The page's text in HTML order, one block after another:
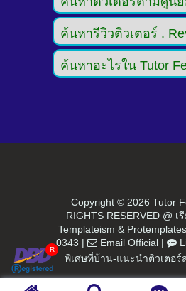
Copyright © 2026 Tutor
RIGHTS RESERVED @
Templateism &
0343 | Email Official|
พิเศษที่บ้าน-แนะนำติวเตอร์